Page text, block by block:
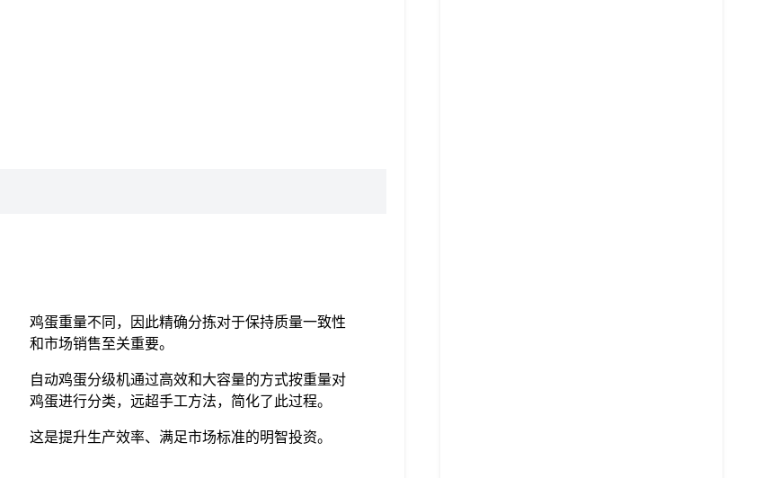
鸡蛋重量不同，因此精确分拣对于保持质量一致性
和市场销售至关重要。
自动鸡蛋分级机通过高效和大容量的方式按重量对
鸡蛋进行分类，远超手工方法，简化了此过程。
这是提升生产效率、满足市场标准的明智投资。